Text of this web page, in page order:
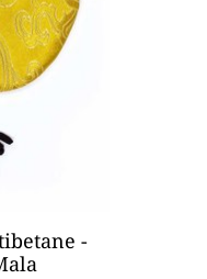
-